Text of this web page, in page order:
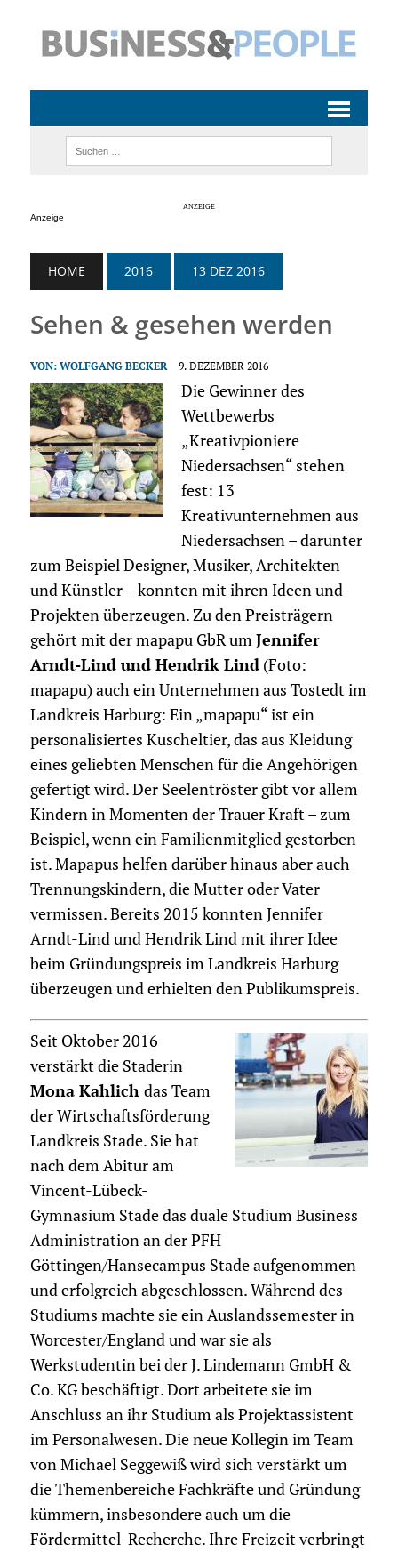
Anzeige
HOME 2016 13 DEZ 2016
Sehen & gesehen werden
VON: WOLFGANG BECKER 9. DEZEMBER 2016
Die Gewinner des
Wettbewerbs
„Kreativpioniere
Niedersachsen“ stehen
fest: 13
Kreativunternehmen aus
Niedersachsen – darunter
zum Beispiel Designer, Musiker, Architekten
und Künstler – konnten mit ihren Ideen und
Projekten überzeugen. Zu den Preisträgern
gehört mit der mapapu GbR umJennifer
Arndt-Lind und Hendrik Lind(Foto:
mapapu) auch ein Unternehmen aus Tostedt im
Landkreis Harburg: Ein „mapapu“ ist ein
personalisiertes Kuscheltier, das aus Kleidung
eines geliebten Menschen für die Angehörigen
gefertigt wird. Der Seelentröster gibt vor allem
Kindern in Momenten der Trauer Kraft – zum
Beispiel, wenn ein Familienmitglied gestorben
ist. Mapapus helfen darüber hinaus aber auch
Trennungskindern, die Mutter oder Vater
vermissen. Bereits 2015 konnten Jennifer
Arndt-Lind und Hendrik Lind mit ihrer Idee
beim Gründungspreis im Landkreis Harburg
überzeugen und erhielten den Publikumspreis.
Seit Oktober 2016
verstärkt die Staderin
Mona Kahlich das Team
der Wirtschaftsförderung
Landkreis Stade. Sie hat
nach dem Abitur am
Vincent-Lübeck-
Gymnasium Stade das duale Studium Business
Administration an der PFH
Göttingen/Hansecampus Stade aufgenommen
und erfolgreich abgeschlossen. Während des
Studiums machte sie ein Auslandssemester in
Worcester/England und war sie als
Werkstudentin bei der J. Lindemann GmbH &
Co. KG beschäftigt. Dort arbeitete sie im
Anschluss an ihr Studium als Projektassistent
im Personalwesen. Die neue Kollegin im Team
von Michael Seggewiß wird sich verstärkt um
die Themenbereiche Fachkräfte und Gründung
kümmern, insbesondere auch um die
Fördermittel-Recherche. Ihre Freizeit verbringt